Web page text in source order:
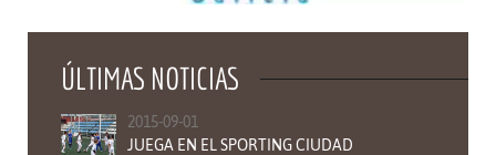
ÚLTIMAS NOTICIAS
2015-09-01
JUEGA EN EL SPORTING CIUDAD